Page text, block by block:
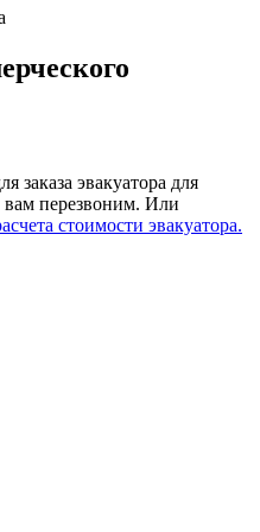
заказа эвакуатора для
перезвоним. Или
стоимости эвакуатора.